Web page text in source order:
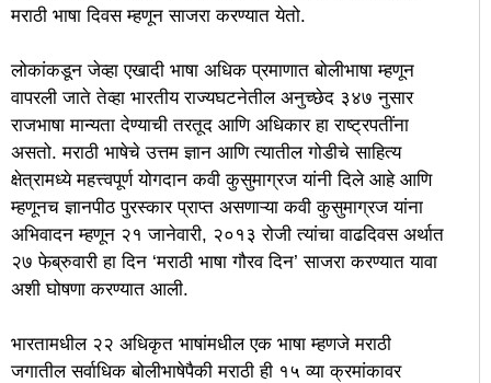
मराठी भाषा दिवस म्हणून साजरा करण्यात येतो.
लोकांकडून जेव्हा एखादी भाषा अधिक प्रमाणात बोलीभाषा म्हणून
वापरली जाते तेव्हा भारतीय राज्यघटनेतील अनुच्छेद ३४७ नुसार
राजभाषा मान्यता देण्याची तरतूद आणि अधिकार हा राष्ट्रपतींना
असतो. मराठी भाषेचे उत्तम ज्ञान आणि त्यातील गोडीचे साहित्य
क्षेत्रामध्ये महत्त्वपूर्ण योगदान कवी कुसुमाग्रज यांनी दिले आहे आणि
म्हणूनच ज्ञानपीठ पुरस्कार प्राप्त असणाऱ्या कवी कुसुमाग्रज यांना
अभिवादन म्हणून २१ जानेवारी, २०१३ रोजी त्यांचा वाढदिवस अर्थात
२७ फेब्रुवारी हा दिन ‘मराठी भाषा गौरव दिन’ साजरा करण्यात यावा
अशी घोषणा करण्यात आली.
भारतामधील २२ अधिकृत भाषांमधील एक भाषा म्हणजे मराठी
जगातील सर्वाधिक बोलीभाषेपैकी मराठी ही १५ व्या क्रमांकावर